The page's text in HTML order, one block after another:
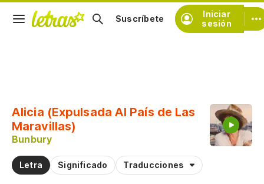
Iniciar
sesión
Suscríbete
Alicia (Expulsada Al País de Las
Maravillas)
Bunbury
Letra Significado Traducciones
Practicar la pronunciación de